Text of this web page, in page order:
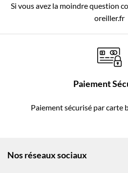
Si vous avez la moindre question
oreiller.fr
Paiement
Paiement sécurisé par carte
Nos réseaux sociaux